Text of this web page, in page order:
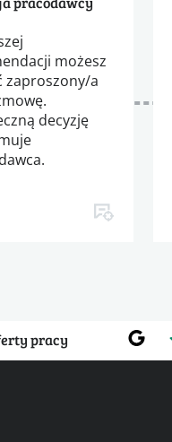
możesz
zaproszony/a
decyzję
pracy